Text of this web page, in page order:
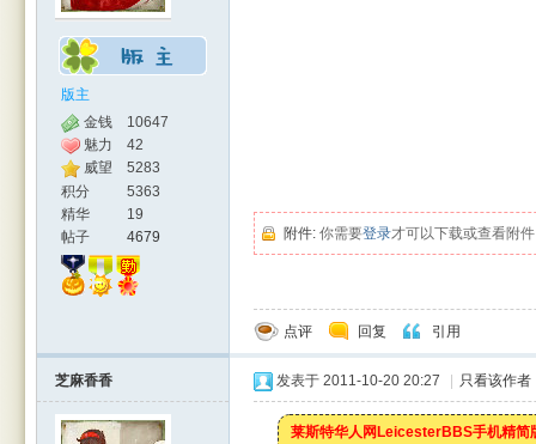
版主
金钱
10647
魅力
42
威望
5283
积分
5363
精华
19
帖子
4679 附件: 你需要登录才可以下载或查看附
点评 回复 引用
芝麻香香 发表于 2011-10-20 20:27 只看该作者
莱斯特华人网LeicesterBBS手机精简